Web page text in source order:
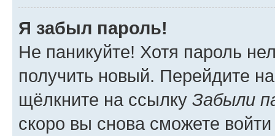
Я забыл пароль!
Не паникуйте! Хотя пароль
получить новый. Перейдите
щёлкните на ссылку Забыли
скоро вы снова сможете